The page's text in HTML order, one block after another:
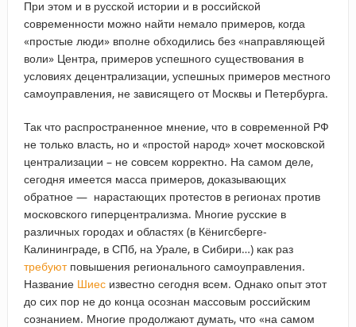
При этом и в русской истории и в российской
современности можно найти немало примеров, когда
«простые люди» вполне обходились без «направляющей
воли» Центра, примеров успешного существования в
условиях децентрализации, успешных примеров местного
самоуправления, не зависящего от Москвы и Петербурга.
Так что распространенное мнение, что в современной РФ
не только власть, но и «простой народ» хочет московской
централизации – не совсем корректно. На самом деле,
сегодня имеется масса примеров, доказывающих
обратное — нарастающих протестов в регионах против
московского гиперцентрализма. Многие русские в
различных городах и областях (в Кёнигсберге-
Калининграде, в СПб, на Урале, в Сибири…) как раз
требуютповышения регионального самоуправления.
Название Шиесизвестно сегодня всем. Однако опыт этот
до сих пор не до конца осознан массовым российским
сознанием. Многие продолжают думать, что «на самом